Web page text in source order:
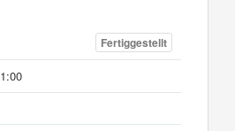
Fertiggestellt